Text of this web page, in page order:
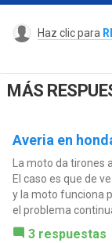
Haz clic para
MÁS
Averia en
La moto da tirones
El caso es que de
y la moto funciona
el problema
3 respuestas